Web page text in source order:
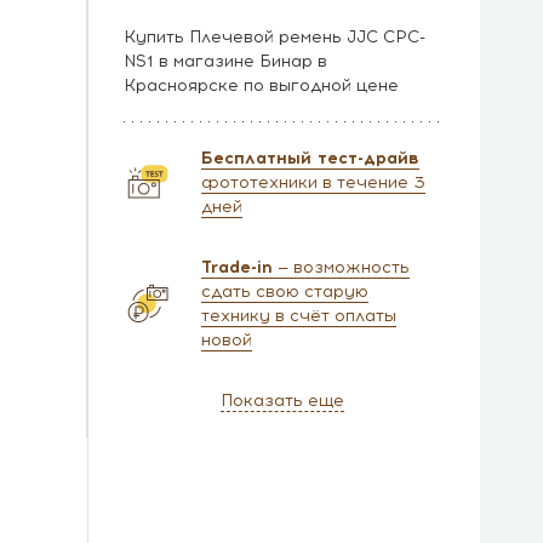
Купить Плечевой ремень JJC CPC-
NS1 в магазине Бинар в
Красноярске по выгодной цене
Бесплатный тест-драйв
фототехники в течение 3
дней
Trade-in — возможность
сдать свою старую
технику в счёт оплаты
новой
Показать еще